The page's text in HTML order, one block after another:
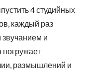
4 студийных
каждый раз
и
размышлений и